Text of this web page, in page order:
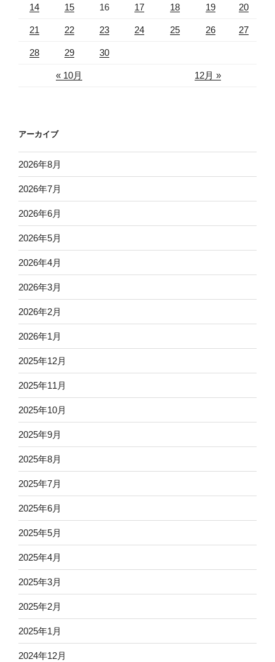
« 10月 12月 »
14 15 16 17 18 19 20
21 22 23 24 25 26 27
28 29 30
アーカイブ
2026年8月
2026年7月
2026年6月
2026年5月
2026年4月
2026年3月
2026年2月
2026年1月
2025年12月
2025年11月
2025年10月
2025年9月
2025年8月
2025年7月
2025年6月
2025年5月
2025年4月
2025年3月
2025年2月
2025年1月
2024年12月